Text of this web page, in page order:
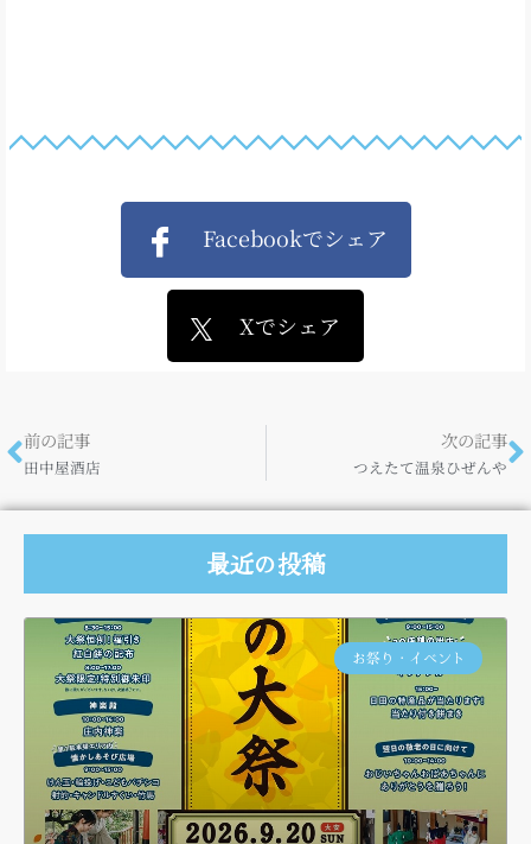
Facebookでシェア
Xでシェア
前の記事
田中屋酒店
次の記事
つえたて温泉ひぜんや
最近の投稿
お祭り・イベント